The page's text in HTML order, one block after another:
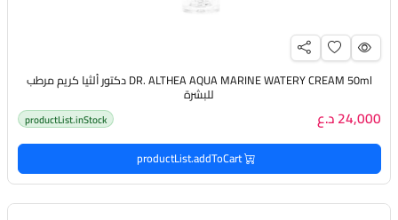
DR. ALTHEA AQUA MARINE WATERY CREAM 50ml دكتور ألثيا كريم مرطب
للبشرة
24,000 د.ع productList.inStock
productList.addToCart